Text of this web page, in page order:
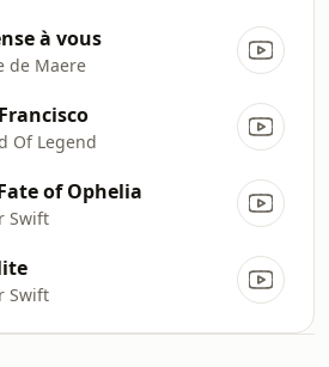
à vous
de Maere
Of Legend
of Ophelia
Swift
Swift